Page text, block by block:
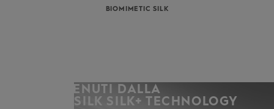
BIOMIMETIC SILK
SOSTENUTI DALLA
KERASILK SILK+ TECHNOLOGY